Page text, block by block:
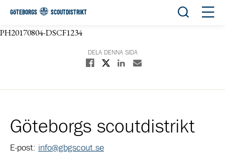
GÖTEBORGS SCOUTDISTRIKT Öppna
PH20170804-DSCF1234
DELA DENNA SIDA
Dela på Facebook
Dela på XDela på Linkedin
Dela med E-post
Göteborgs scoutdistrikt
E-post: info@gbgscout.se